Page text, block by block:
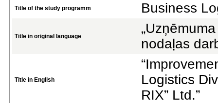
Title of the study programm Business
Title in original language
nodaļas
Title in English
Logistics
RIX” Ltd.”